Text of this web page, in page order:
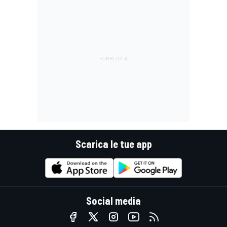
Scarica le tue app
Social media